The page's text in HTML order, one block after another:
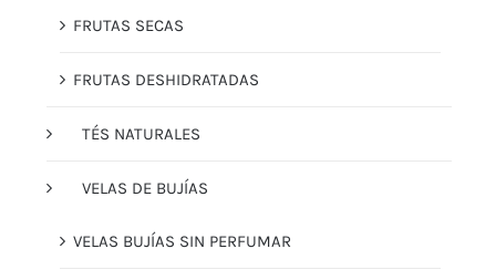
FRUTAS SECAS
FRUTAS DESHIDRATADAS
TÉS NATURALES
VELAS DE BUJÍAS
VELAS BUJÍAS SIN PERFUMAR